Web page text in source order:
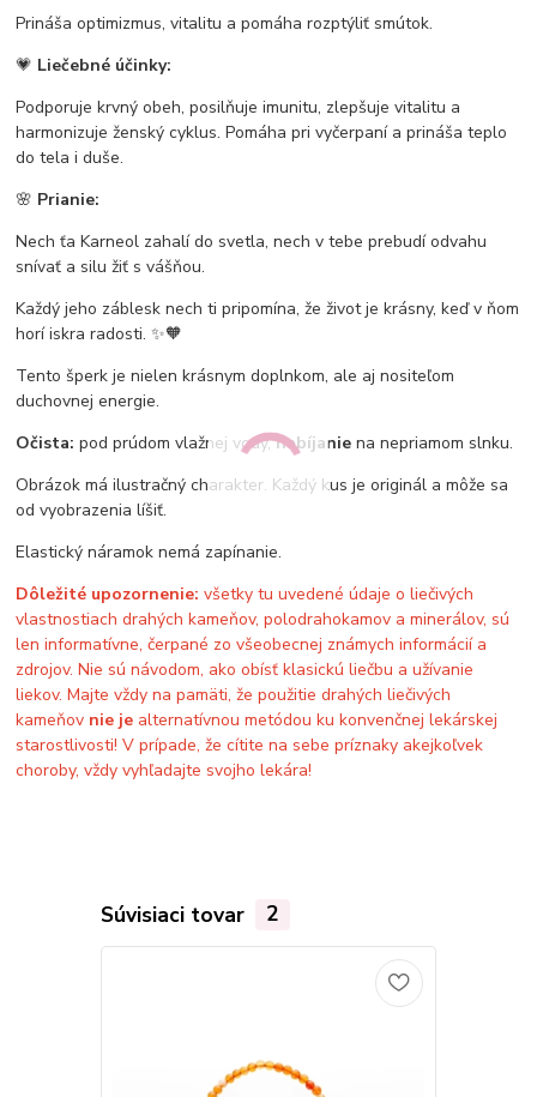
Prináša optimizmus, vitalitu a pomáha rozptýliť smútok.
💗 Liečebné účinky:
Podporuje krvný obeh, posilňuje imunitu, zlepšuje vitalitu a
harmonizuje ženský cyklus. Pomáha pri vyčerpaní a prináša teplo
do tela i duše.
🌸 Prianie:
Nech ťa Karneol zahalí do svetla, nech v tebe prebudí odvahu
snívať a silu žiť s vášňou.
Každý jeho záblesk nech ti pripomína, že život je krásny, keď v ňom
horí iskra radosti. ✨🧡
Tento šperk je nielen krásnym doplnkom, ale aj nositeľom
duchovnej energie.
Očista: pod prúdom vlažnej vody,nabíjanie na nepriamom slnku.
Obrázok má ilustračný charakter. Každý kus je originál a môže sa
od vyobrazenia líšiť.
Elastický náramok nemá zapínanie.
Dôležité upozornenie: všetky tu uvedené údaje o liečivých
vlastnostiach drahých kameňov, polodrahokamov a minerálov, sú
len informatívne, čerpané zo všeobecnej známych informácií a
zdrojov. Nie sú návodom, ako obísť klasickú liečbu a užívanie
liekov. Majte vždy na pamäti, že použitie drahých liečivých
kameňov nie je alternatívnou metódou ku konvenčnej lekárskej
starostlivosti! V prípade, že cítite na sebe príznaky akejkoľvek
choroby, vždy vyhľadajte svojho lekára!
Súvisiaci tovar 2